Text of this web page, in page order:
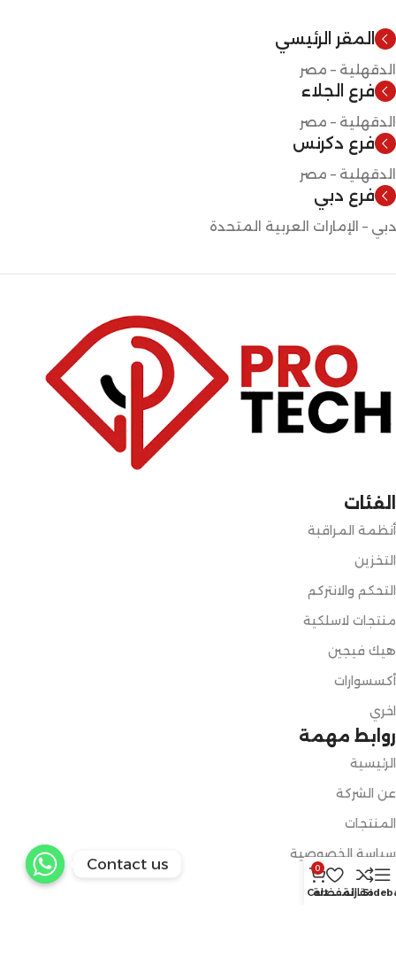
المقر الرئيسي
الدقهلية – مصر
فرع الجلاء
الدقهلية – مصر
فرع دكرنس
الدقهلية – مصر
فرع دبي
دبي – الإمارات العربية المتحدة
الفئات
أنظمة المراقبة
التخزين
التحكم والانتركم
منتجات لاسلكية
هيك فيجين
أكسسوارات
اخري
روابط مهمة
الرئيسية
عن الشركة
المنتجات
سياسة الخصوصية
الشروط والأحكام
مقارنةالمفضلة
0
Cart
Contact us